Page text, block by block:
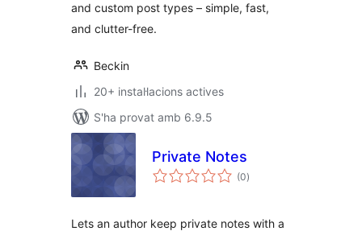
and custom post types – simple, fast,
and clutter-free.
Beckin
20+ instal·lacions actives
S'ha provat amb 6.9.5
Private Notes
(0puntuacions
totals
)
Lets an author keep private notes with a